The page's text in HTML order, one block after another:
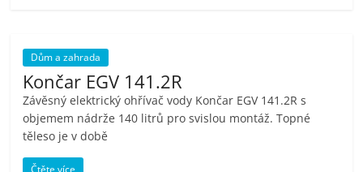
Dům a zahrada
Končar EGV 141.2R
Závěsný elektrický ohřívač vody Končar EGV 141.2R s
objemem nádrže 140 litrů pro svislou montáž. Topné
těleso je v době
Čtěte více